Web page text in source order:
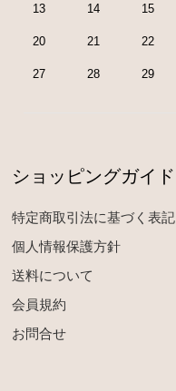
13 14 15
20 21 22
27 28 29
ショッピングガイド
特定商取引法に基づく表記
個人情報保護方針
送料について
会員規約
お問合せ